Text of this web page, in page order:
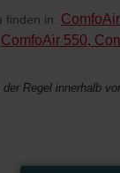
finden in:
ComfoAir 550,
Regel innerhalb